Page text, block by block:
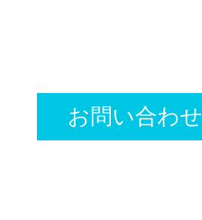
お問い合わせ